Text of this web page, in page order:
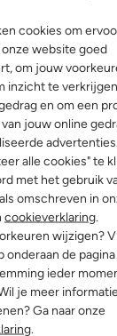
cookies om
website goed
om jouw
inzicht te
en om een
jouw online
alle cookies" te
met het gebruik
omschreven in
cookieverklaring
wijzigen?
onderaan de
ieder
je meer
Ga naar onze
vanaf €75,-
binnen 30 dagen*
Klarna